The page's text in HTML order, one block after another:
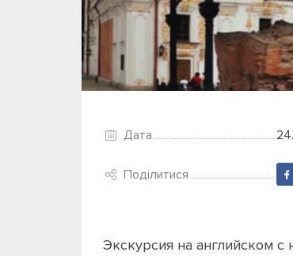
Дата
Поділитися
Экскурсия на английском